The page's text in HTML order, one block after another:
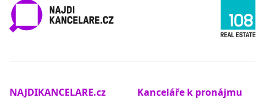
NAJDIKANCELARE.cz
Kanceláře k pronájmu